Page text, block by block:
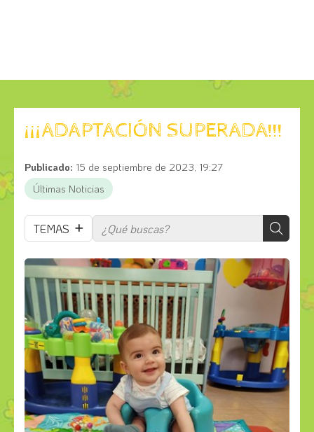
¡¡¡ADAPTACIÓN SUPERADA!!!
Publicado: 15 de septiembre de 2023, 19:27
Últimas Noticias
TEMAS